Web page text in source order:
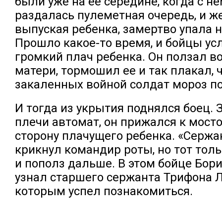
раздалась пулеметная очередь, и
выпуская ребенка, замертво упала
Прошло какое-то время, и бойцы
громкий плач ребенка. Он ползал
матери, тормошил ее и так плакал,
закаленных войной солдат мороз
И тогда из укрытия поднялся боец.
плечи автомат, он прижался к
сторону плачущего ребенка.
крикнул командир роты, но тот
и пополз дальше. В этом бойце
узнал старшего сержанта Трифона
которым успел познакомиться.